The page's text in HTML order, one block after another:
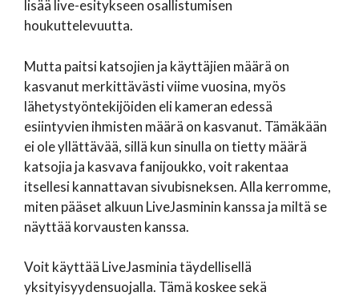
lisää live-esitykseen osallistumisen
houkuttelevuutta.
Mutta paitsi katsojien ja käyttäjien määrä on
kasvanut merkittävästi viime vuosina, myös
lähetystyöntekijöiden eli kameran edessä
esiintyvien ihmisten määrä on kasvanut. Tämäkään
ei ole yllättävää, sillä kun sinulla on tietty määrä
katsojia ja kasvava fanijoukko, voit rakentaa
itsellesi kannattavan sivubisneksen. Alla kerromme,
miten pääset alkuun LiveJasminin kanssa ja miltä se
näyttää korvausten kanssa.
Voit käyttää LiveJasminia täydellisellä
yksityisyydensuojalla. Tämä koskee sekä